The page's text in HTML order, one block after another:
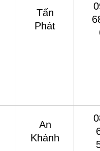
Tấn
Phát
An
Khánh